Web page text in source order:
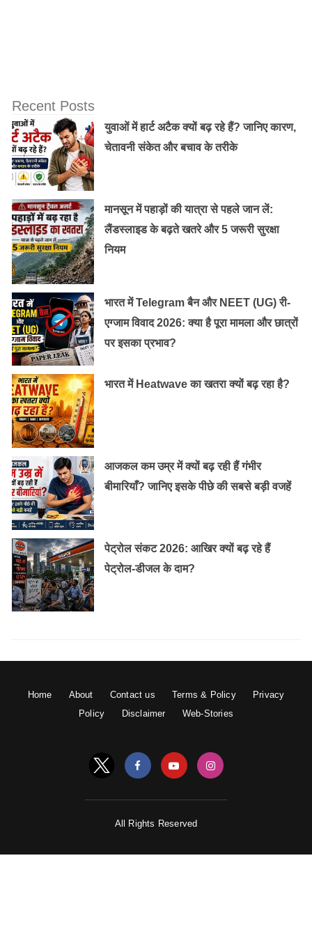
Recent Posts
युवाओं में हार्ट अटैक क्यों बढ़ रहे हैं? जानिए कारण,
चेतावनी संकेत और बचाव के तरीके
मानसून में पहाड़ों की यात्रा से पहले जान लें:
लैंडस्लाइड के बढ़ते खतरे और 5 जरूरी सुरक्षा
नियम
भारत में Telegram बैन और NEET (UG) री-
एग्जाम विवाद 2026: क्या है पूरा मामला और छात्रों
पर इसका प्रभाव?
भारत में Heatwave का खतरा क्यों बढ़ रहा है?
आजकल कम उम्र में क्यों बढ़ रही हैं गंभीर
बीमारियाँ? जानिए इसके पीछे की सबसे बड़ी वजहें
पेट्रोल संकट 2026: आखिर क्यों बढ़ रहे हैं
पेट्रोल-डीजल के दाम?
Home About Contact us Terms & Policy
Privacy
Policy
Disclaimer Web-Stories
All Rights Reserved